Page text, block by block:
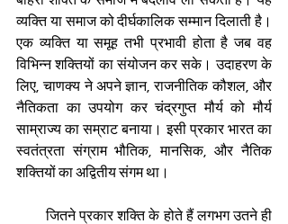
व्यक्ति या समाज को दीर्घकालिक सम्मान दिलाती है।
एक व्यक्ति या समूह तभी प्रभावी होता है जब वह
विभिन्न शक्तियों का संयोजन कर सके। उदाहरण के
लिए, चाणक्य ने अपने ज्ञान, राजनीतिक कौशल, और
नैतिकता का उपयोग कर चंद्रगुप्त मौर्य को मौर्य
साम्राज्य का सम्राट बनाया। इसी प्रकार भारत का
स्वतंत्रता संग्राम भौतिक, मानसिक, और नैतिक
शक्तियों का अद्वितीय संगम था।
जितने प्रकार शक्ति के होते हैं लगभग उतने ही